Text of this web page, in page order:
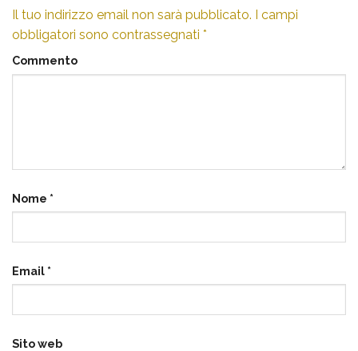
Il tuo indirizzo email non sarà pubblicato. I campi
obbligatori sono contrassegnati *
Commento
Nome *
Email *
Sito web